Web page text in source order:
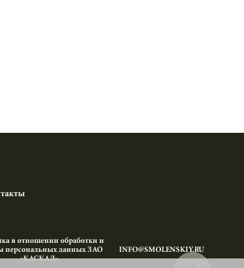
в отношении обработки и
персональных данных ЗАО
«КАСКАД»
INFO@SMOLENSKIY.RU